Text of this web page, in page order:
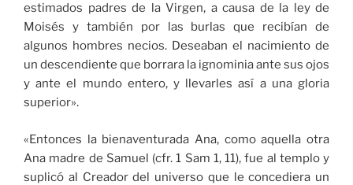
estimados padres de la Virgen, a causa de la ley de
Moisés y también por las burlas que recibían de
algunos hombres necios. Deseaban el nacimiento de
un descendiente que borrara la ignominia ante sus ojos
y ante el mundo entero, y llevarles así a una gloria
superior».
«Entonces la bienaventurada Ana, como aquella otra
Ana madre de Samuel (cfr. 1 Sam 1, 11), fue al templo y
suplicó al Creador del universo que le concediera un